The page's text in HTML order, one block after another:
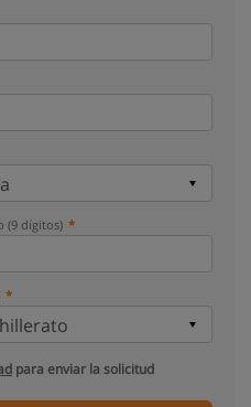
(9 dígitos)
para enviar la solicitud